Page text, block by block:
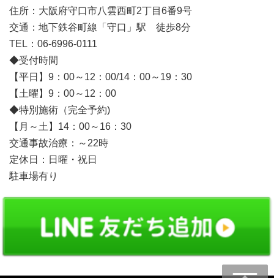
住所：大阪府守口市八雲西町2丁目6番9号
交通：地下鉄谷町線「守口」駅 徒歩8分
TEL：06-6996-0111
◆受付時間
【平日】9：00～12：00/14：00～19：30
【土曜】9：00～12：00
◆特別施術（完全予約)
【月～土】14：00～16：30
交通事故治療：～22時
定休日：日曜・祝日
駐車場有り